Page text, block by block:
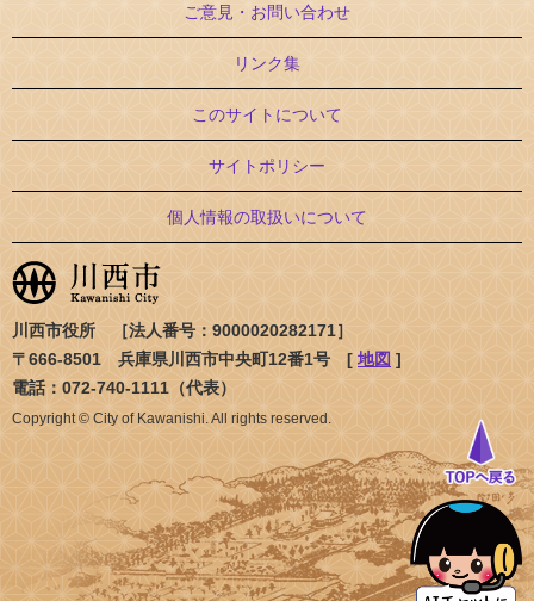
ご意見・お問い合わせ
リンク集
このサイトについて
サイトポリシー
個人情報の取扱いについて
川西市役所 ［法人番号：9000020282171］
〒666-8501 兵庫県川西市中央町12番1号 [ 地図 ]
電話：072-740-1111（代表）
Copyright © City of Kawanishi. All rights reserved.